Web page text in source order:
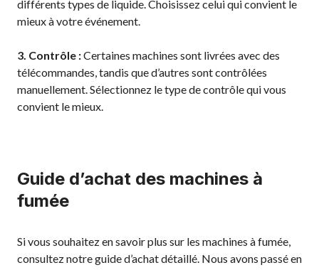
différents types de liquide. Choisissez celui qui convient le
mieux à votre événement.
3. Contrôle :Certaines machines sont livrées avec des
télécommandes, tandis que d’autres sont contrôlées
manuellement. Sélectionnez le type de contrôle qui vous
convient le mieux.
Guide d’achat des machines à
fumée
Si vous souhaitez en savoir plus sur les machines à fumée,
consultez notre guide d’achat détaillé. Nous avons passé en